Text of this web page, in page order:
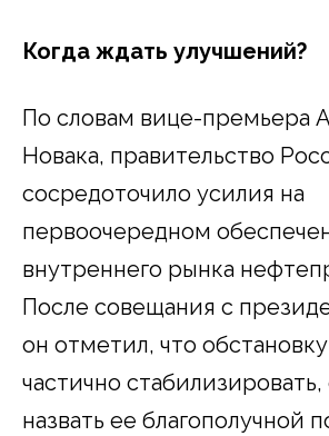
Когда ждать улучшений?
По словам вице-премьера
Новака, правительство
сосредоточило усилия на
первоочередном
внутреннего рынка
После совещания с
он отметил, что
частично стабилизировать,
назвать ее благополучной